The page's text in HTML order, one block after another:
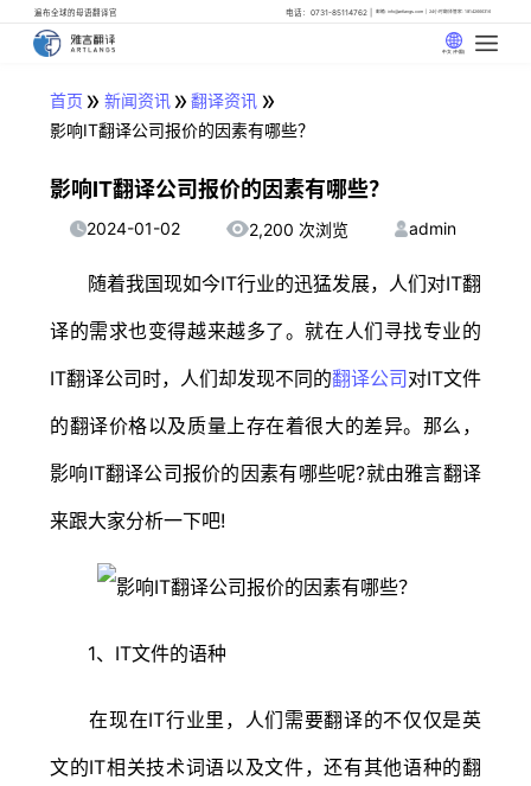
遍布全球的母语翻译官 电话：0731-85114762 邮箱: info@artlangs.com 24小时翻译管家: 18142666316
中文 (中国)
首页 » 新闻资讯» 翻译资讯 »
影响IT翻译公司报价的因素有哪些？
影响IT翻译公司报价的因素有哪些？
2024-01-02 2,200 次浏览 admin
随着我国现如今IT行业的迅猛发展，人们对IT翻
译的需求也变得越来越多了。就在人们寻找专业的
IT翻译公司时，人们却发现不同的翻译公司对IT文件
的翻译价格以及质量上存在着很大的差异。那么，
影响IT翻译公司报价的因素有哪些呢?就由雅言翻译
来跟大家分析一下吧!
1、IT文件的语种
在现在IT行业里，人们需要翻译的不仅仅是英
文的IT相关技术词语以及文件，还有其他语种的翻